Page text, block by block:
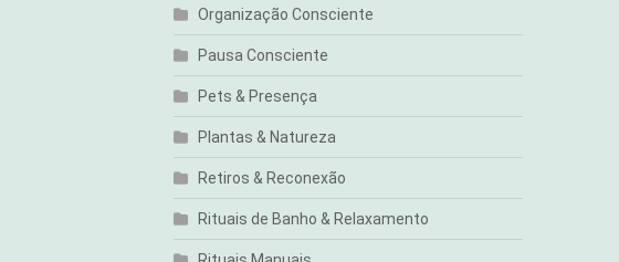
Organização Consciente
Pausa Consciente
Pets & Presença
Plantas & Natureza
Retiros & Reconexão
Rituais de Banho & Relaxamento